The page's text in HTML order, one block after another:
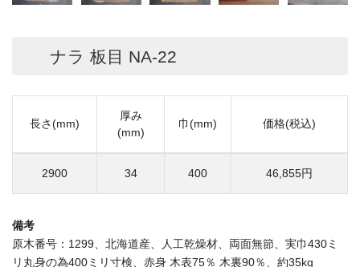
ナラ 板目 NA-22
長さ(mm)
厚み
(mm)
巾(mm) 価格(税込)
2900 34 400 46,855円
備考
原木番号：1299、北海道産、人工乾燥材、両面無節、実巾430ミ
リ丸身の為400ミリ寸検、赤身 木表75％ 木裏90％、約35kg